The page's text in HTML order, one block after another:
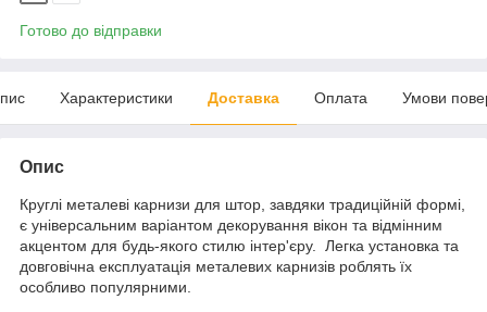
Готово до відправки
Характеристики Доставка Оплата Умови
Опис
Круглі металеві карнизи для штор, завдяки традиційній формі,
є універсальним варіантом декорування вікон та відмінним
акцентом для будь-якого стилю інтер'єру. Легка установка та
довговічна експлуатація металевих карнизів роблять їх
особливо популярними.